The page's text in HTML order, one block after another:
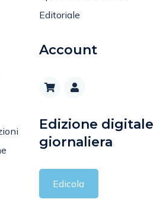
Editoriale
Account
Edizione digitale
giornaliera
Edicola